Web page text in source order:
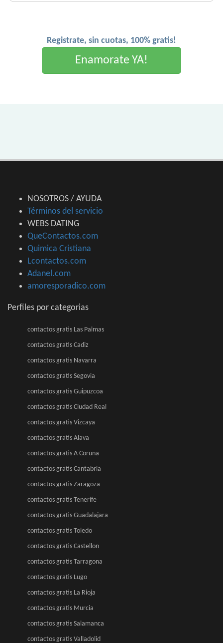
Registrate, sin cuotas, 100% gratis!
Enamorate YA!
NOSOTROS / AYUDA
Términos del servicio
WEBS DATING
QueContactos.com
Quimica Cristiana
Lcontactos.com
Adanel.com
amoresporadico.com
Perfiles por categorias
contactos gratis Las Palmas
contactos gratis Cadiz
contactos gratis Navarra
contactos gratis Segovia
contactos gratis Guipuzcoa
contactos gratis Ciudad Real
contactos gratis Vizcaya
contactos gratis Alava
contactos gratis A Coruna
contactos gratis Cantabria
contactos gratis Zaragoza
contactos gratis Tenerife
contactos gratis Guadalajara
contactos gratis Toledo
contactos gratis Castellon
contactos gratis Tarragona
contactos gratis Lugo
contactos gratis La Rioja
contactos gratis Murcia
contactos gratis Salamanca
contactos gratis Valladolid